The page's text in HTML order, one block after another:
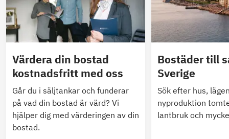
Värdera din bostad
kostnadsfritt med oss
Går du i säljtankar och funderar
på vad din bostad är värd? Vi
hjälper dig med värderingen av din
bostad.
Bostäder till
Sverige
Sök efter hus,
nyproduktion
lantbruk och